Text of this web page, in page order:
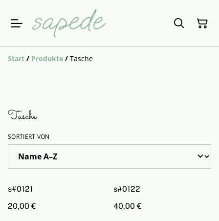
Start / Produkte / Tasche
Tasche
SORTIERT VON
s#0121
20,00 €
s#0122
40,00 €